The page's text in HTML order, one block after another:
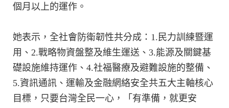
個月以上的運作。
她表示，全社會防衛韌性共分成：1.民力訓練暨運
用、2.戰略物資盤整及維生運送、3.能源及關鍵基
礎設施維持運作、4.社福醫療及避難設施的整備、
5.資訊通訊、運輸及金融網絡安全共五大主軸核心
目標，只要台灣全民一心，「有準備，就更安